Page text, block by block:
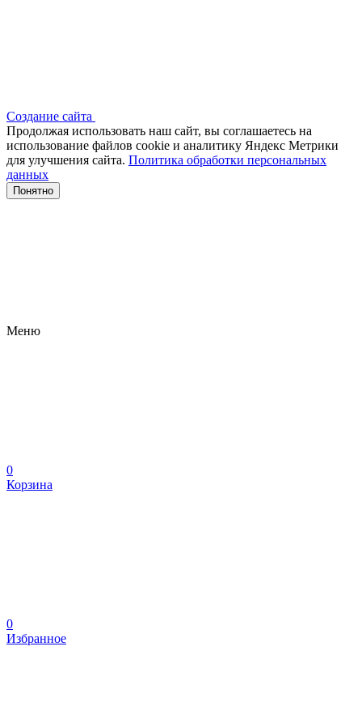
Создание сайта
Продолжая использовать наш сайт, вы соглашаетесь на
использование файлов сооkіе и аналитику Яндекс Метрики
для улучшения сайта. Политика обработки персональных
данных
Понятно
Меню
0
Корзина
0
Избранное